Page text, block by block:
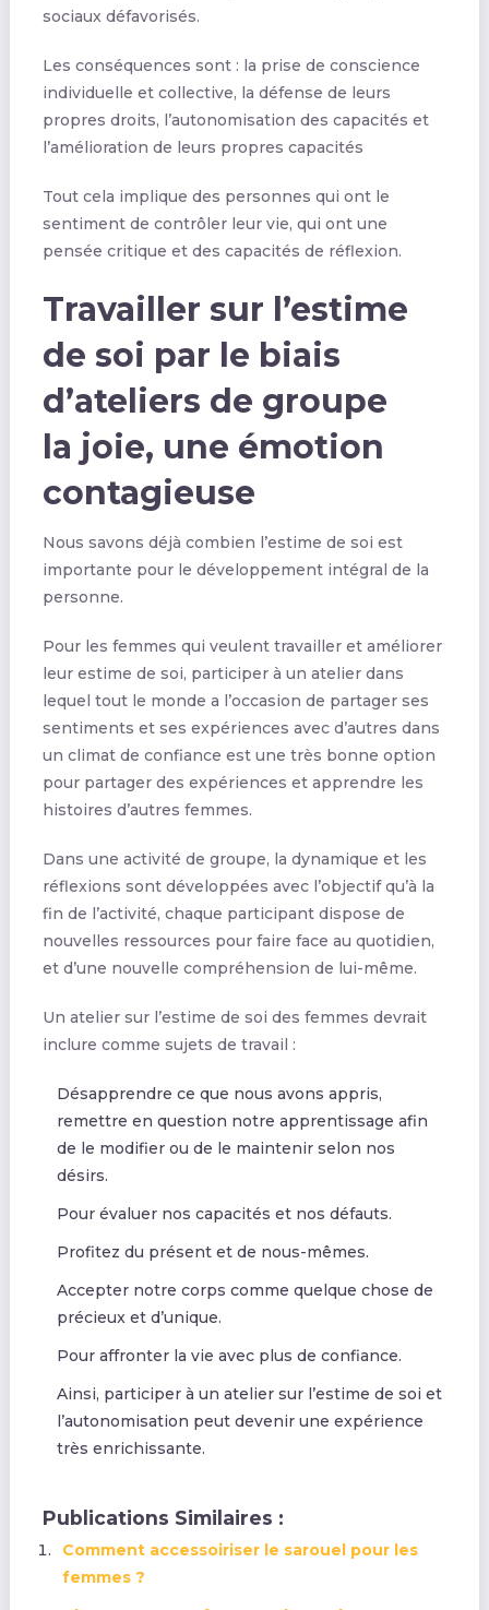
sociaux défavorisés.
Les conséquences sont : la prise de conscience
individuelle et collective, la défense de leurs
propres droits, l’autonomisation des capacités et
l’amélioration de leurs propres capacités
Tout cela implique des personnes qui ont le
sentiment de contrôler leur vie, qui ont une
pensée critique et des capacités de réflexion.
Travailler sur l’estime
de soi par le biais
d’ateliers de groupe
la joie, une émotion
contagieuse
Nous savons déjà combien l’estime de soi est
importante pour le développement intégral de la
personne.
Pour les femmes qui veulent travailler et améliorer
leur estime de soi, participer à un atelier dans
lequel tout le monde a l’occasion de partager ses
sentiments et ses expériences avec d’autres dans
un climat de confiance est une très bonne option
pour partager des expériences et apprendre les
histoires d’autres femmes.
Dans une activité de groupe, la dynamique et les
réflexions sont développées avec l’objectif qu’à la
fin de l’activité, chaque participant dispose de
nouvelles ressources pour faire face au quotidien,
et d’une nouvelle compréhension de lui-même.
Un atelier sur l’estime de soi des femmes devrait
inclure comme sujets de travail :
Désapprendre ce que nous avons appris,
remettre en question notre apprentissage afin
de le modifier ou de le maintenir selon nos
désirs.
Pour évaluer nos capacités et nos défauts.
Profitez du présent et de nous-mêmes.
Accepter notre corps comme quelque chose de
précieux et d’unique.
Pour affronter la vie avec plus de confiance.
Ainsi, participer à un atelier sur l’estime de soi et
l’autonomisation peut devenir une expérience
très enrichissante.
Publications Similaires :
Comment accessoiriser le sarouel pour les
femmes ?